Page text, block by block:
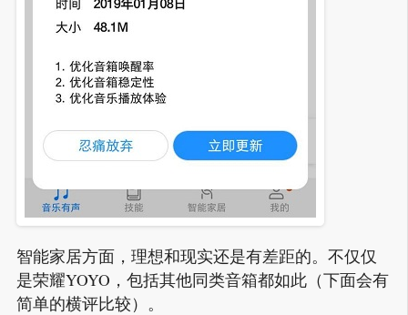
智能家居方面，理想和现实还是有差距的。不仅仅
是荣耀YOYO，包括其他同类音箱都如此（下面会有
简单的横评比较）。